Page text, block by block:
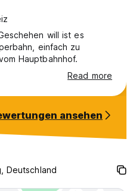
will ist es
einfach zu
Hauptbahnhof.
Read more
ansehen
Deutschland